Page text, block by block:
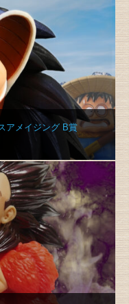
アメイジング B賞